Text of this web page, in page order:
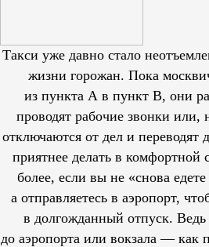
Такси уже давно стало
жизни горожан. Пока
из пункта А в пункт В, они
проводят рабочие звонки или,
отключаются от дел и переводят
приятнее делать в комфортной
более, если вы не «снова
а отправляетесь в аэропорт,
в долгожданный отпуск. Ведь
до аэропорта или вокзала — как